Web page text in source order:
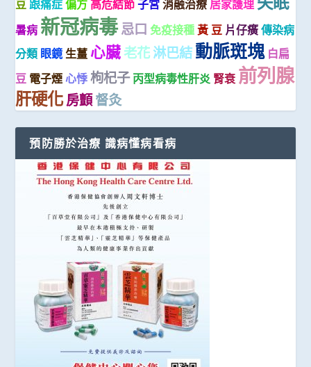
豆 跟痛症 偏方 高危結節 子宮 消融治療 居家護理
暑病 新冠病毒忌口 免疫接種 黃 豆 片仔癀 傳染病
分類 眼鏡生薑 心臟老花淋巴結動脈斑塊 白扁
豆 電子煙 心悸 枸杞子 丙型病毒性肝炎 腎衰 前列腺
肝硬化房顫督灸
預防勝於治療 識病懂病看病